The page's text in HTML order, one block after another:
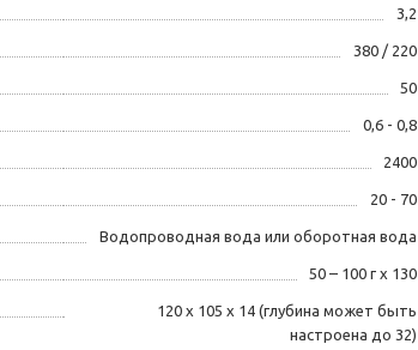
3,2
380 / 220
50
0,6 - 0,8
2400
20 - 70
Водопроводная вода или оборотная вода
50 – 100 г х 130
120 х 105 х 14 (глубина может быть
настроена до 32)